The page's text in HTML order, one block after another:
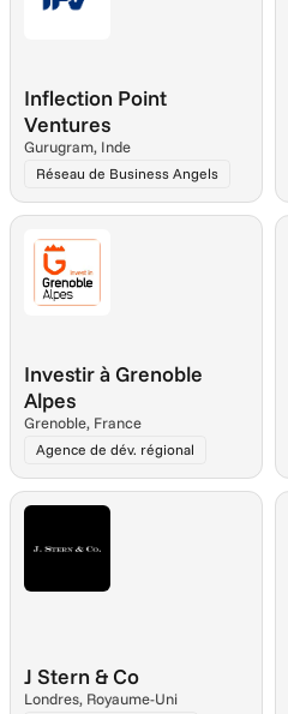
Inflection Point
Ventures
Gurugram, Inde
Réseau de Business Angels
Investir à Grenoble
Alpes
Grenoble, France
Agence de dév. régional
J Stern & Co
Londres, Royaume-Uni